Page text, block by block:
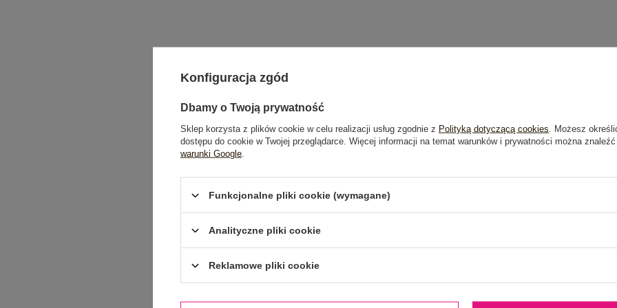
Konfiguracja zgód
Dbamy o Twoją prywatność
Sklep korzysta z plików cookie w celu realizacji usług zgodnie z Polityką dotyczącą cookies . Możesz
dostępu do cookie w Twojej przeglądarce. Więcej informacji na temat warunków i prywatności można
warunki Google
Funkcjonalne pliki cookie (wymagane)
Analityczne pliki cookie
Reklamowe pliki cookie